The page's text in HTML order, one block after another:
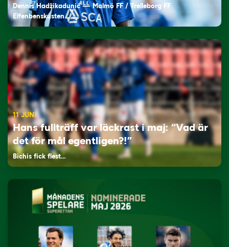
Dennis Hadžikadunić — Malmö FF / Trelleborg FF
Elfenbenskusten…
11 JUNI
Hans fullträff var läckrast i maj: “Vad är
det för mål egentligen?!”
Bichis fick flest…